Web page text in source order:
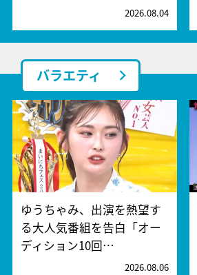
2026.08.04
バラエティ
ゆうちゃみ、出演を熱望す
る大人気番組を告白「オー
ディション10回…
2026.08.06